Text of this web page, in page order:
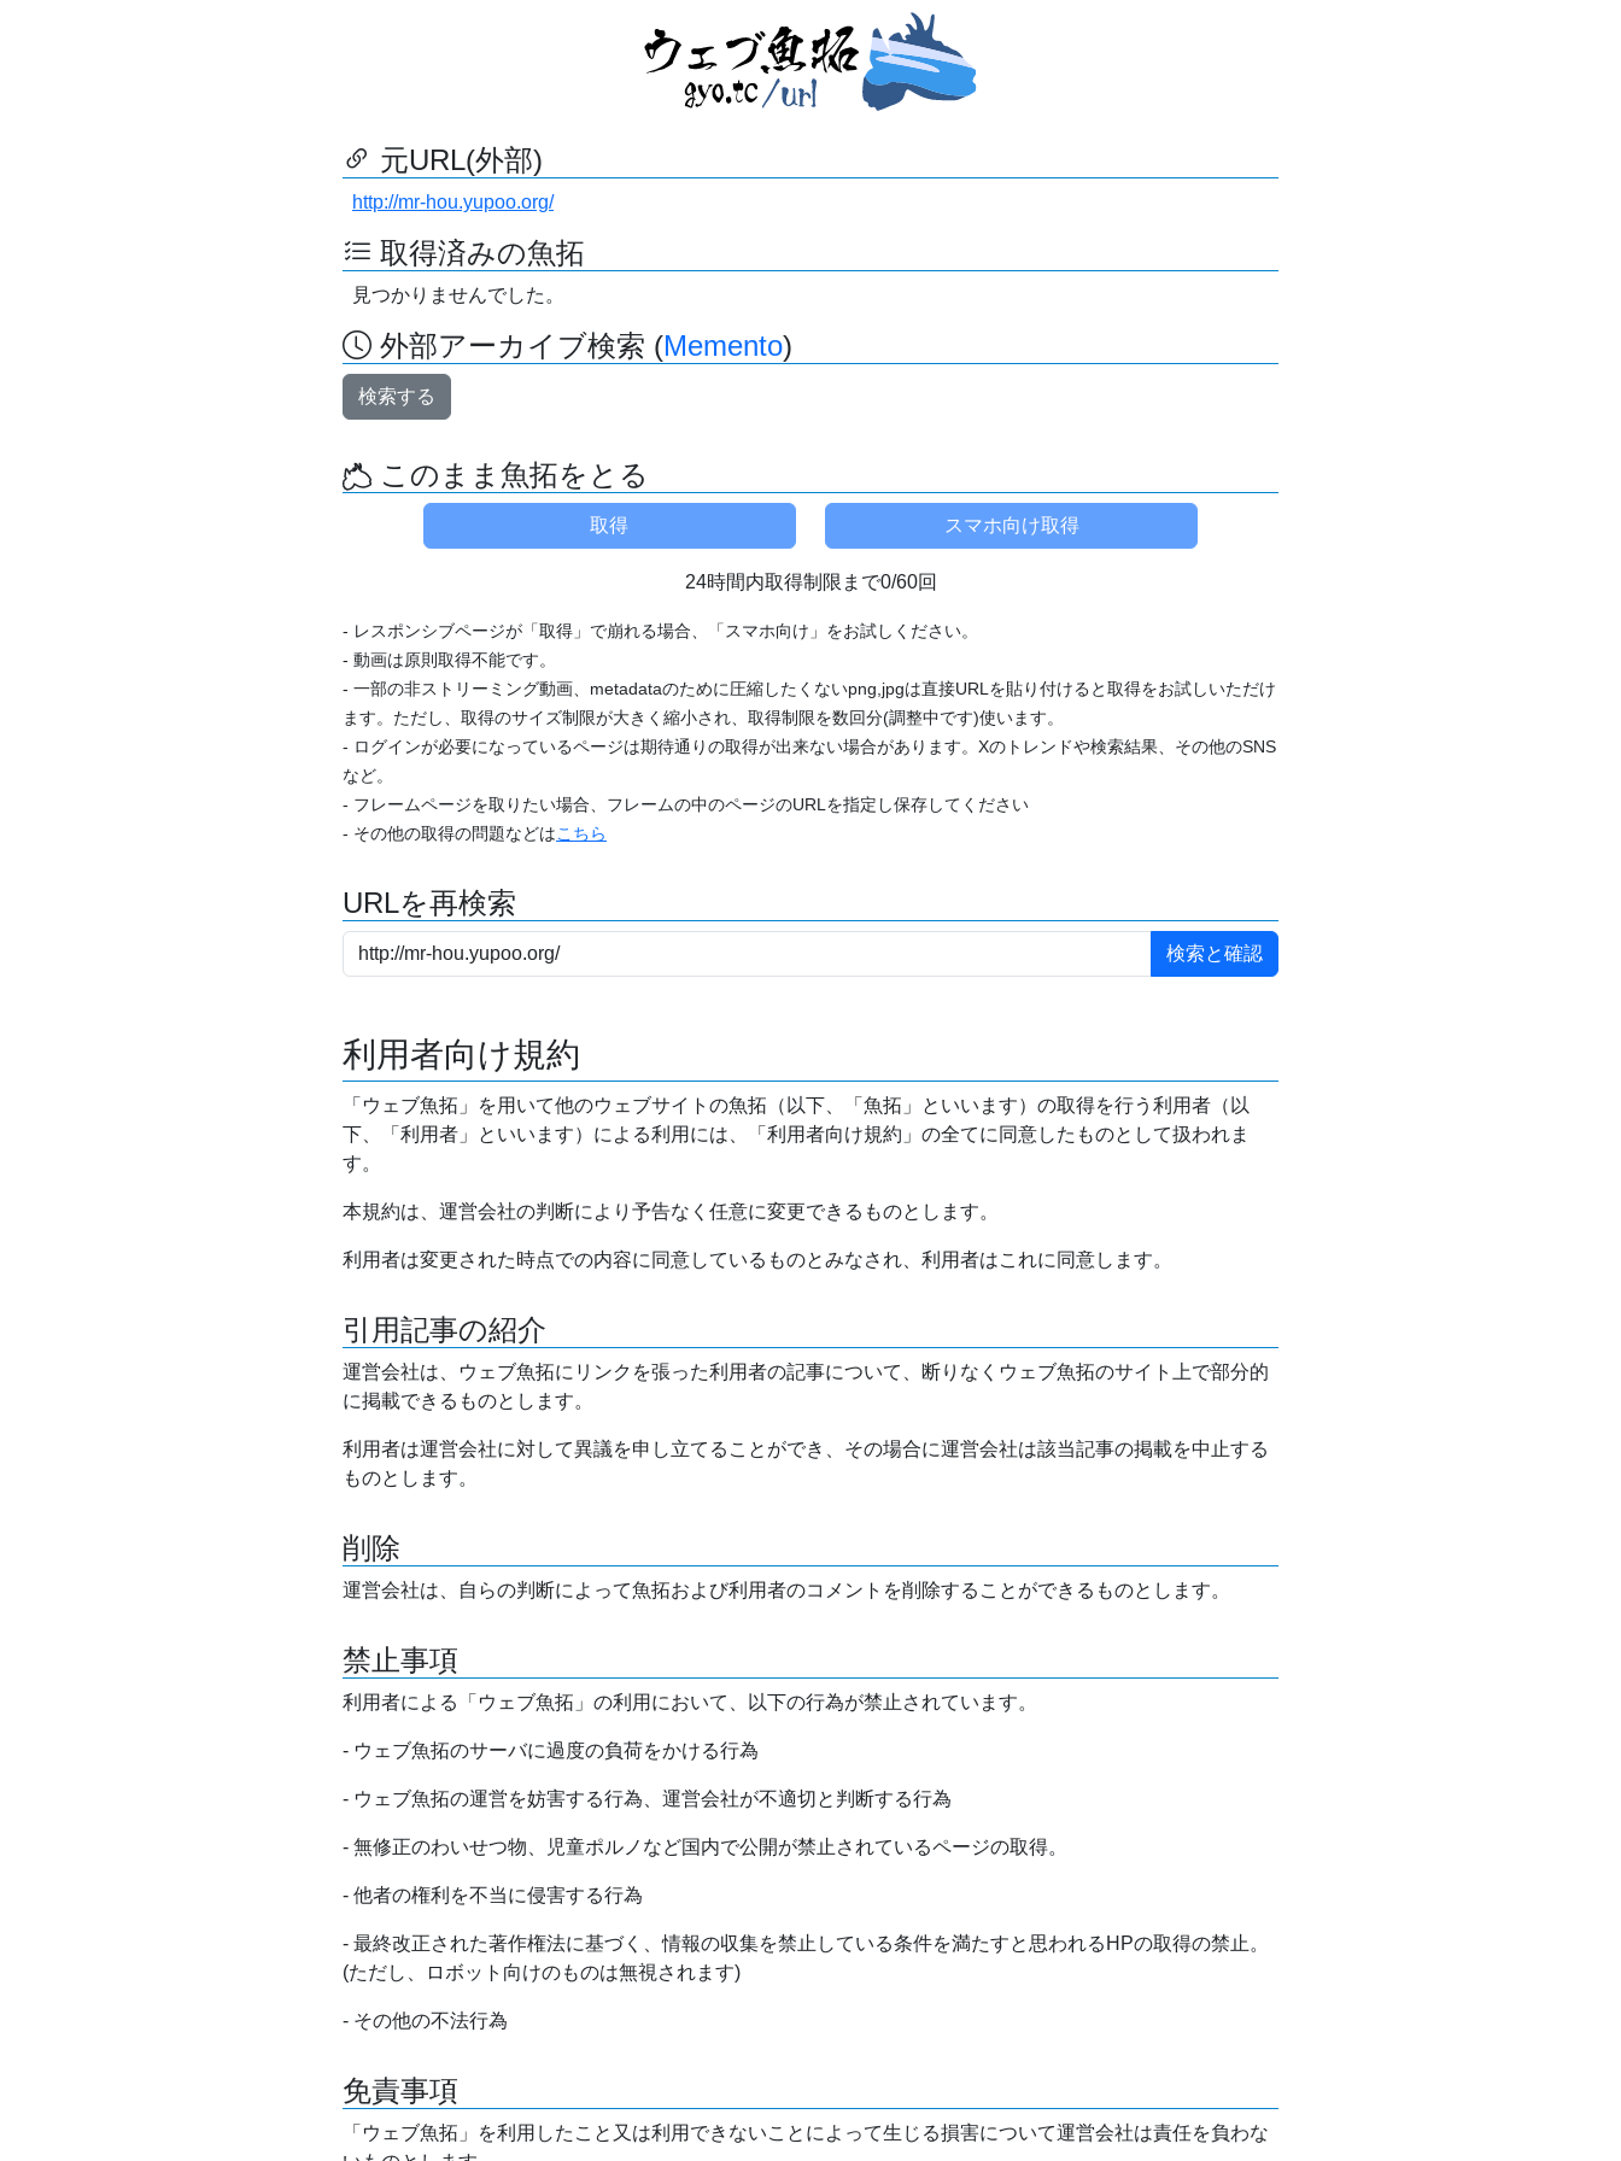
元URL(外部)
http://mr-hou.yupoo.org/
取得済みの魚拓
見つかりませんでした。
外部アーカイブ検索 (Memento)
検索する
このまま魚拓をとる
24時間内取得制限まで0/60回
- レスポンシブページが「取得」で崩れる場合、「スマホ向け」をお試しください。
- 動画は原則取得不能です。
- 一部の非ストリーミング動画、metadataのために圧縮したくないpng,jpgは直接URLを貼り付けると取得をお試しいただけ
ます。ただし、取得のサイズ制限が大きく縮小され、取得制限を数回分(調整中です)使います。
- ログインが必要になっているページは期待通りの取得が出来ない場合があります。Xのトレンドや検索結果、その他のSNS
など。
- フレームページを取りたい場合、フレームの中のページのURLを指定し保存してください
- その他の取得の問題などはこちら
URLを再検索
利用者向け規約
「ウェブ魚拓」を用いて他のウェブサイトの魚拓（以下、「魚拓」といいます）の取得を行う利用者（以
下、「利用者」といいます）による利用には、「利用者向け規約」の全てに同意したものとして扱われま
す。
本規約は、運営会社の判断により予告なく任意に変更できるものとします。
利用者は変更された時点での内容に同意しているものとみなされ、利用者はこれに同意します。
引用記事の紹介
運営会社は、ウェブ魚拓にリンクを張った利用者の記事について、断りなくウェブ魚拓のサイト上で部分的
に掲載できるものとします。
利用者は運営会社に対して異議を申し立てることができ、その場合に運営会社は該当記事の掲載を中止する
ものとします。
削除
運営会社は、自らの判断によって魚拓および利用者のコメントを削除することができるものとします。
禁止事項
利用者による「ウェブ魚拓」の利用において、以下の行為が禁止されています。
- ウェブ魚拓のサーバに過度の負荷をかける行為
- ウェブ魚拓の運営を妨害する行為、運営会社が不適切と判断する行為
- 無修正のわいせつ物、児童ポルノなど国内で公開が禁止されているページの取得。
- 他者の権利を不当に侵害する行為
- 最終改正された著作権法に基づく、情報の収集を禁止している条件を満たすと思われるHPの取得の禁止。
(ただし、ロボット向けのものは無視されます)
- その他の不法行為
免責事項
「ウェブ魚拓」を利用したこと又は利用できないことによって生じる損害について運営会社は責任を負わな